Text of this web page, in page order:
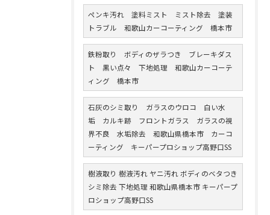
ペンキ汚れ 塗料ミスト ミスト除去 塗装
トラブル 和歌山カーコーティング 橋本市
鉄粉取り ボディのザラつき ブレーキダス
ト 黒い点々 下地処理 和歌山カーコーテ
ィング 橋本市
石灰のシミ取り ガラスのウロコ 白い水
垢 カルキ跡 フロントガラス ガラスの視
界不良 水垢除去 和歌山県橋本市 カーコ
ーティング キーパープロショップ高野口SS
樹液取り 樹液汚れ ヤニ汚れ ボディのベタつき
シミ除去 下地処理 和歌山県橋本市 キーパープ
ロショップ高野口SS